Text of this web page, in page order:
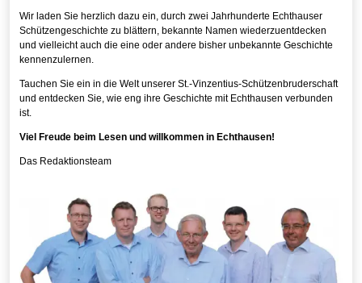
Wir laden Sie herzlich dazu ein, durch zwei Jahrhunderte Echthauser
Schützengeschichte zu blättern, bekannte Namen wiederzuentdecken
und vielleicht auch die eine oder andere bisher unbekannte Geschichte
kennenzulernen.
Tauchen Sie ein in die Welt unserer St.-Vinzentius-Schützenbruderschaft
und entdecken Sie, wie eng ihre Geschichte mit Echthausen verbunden
ist.
Viel Freude beim Lesen und willkommen in Echthausen!
Das Redaktionsteam